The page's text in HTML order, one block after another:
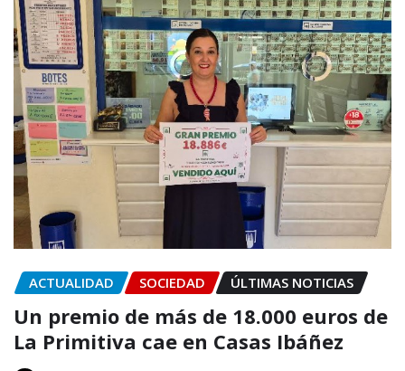
ACTUALIDAD SOCIEDAD ÚLTIMAS NOTICIAS
Un premio de más de 18.000 euros de
La Primitiva cae en Casas Ibáñez